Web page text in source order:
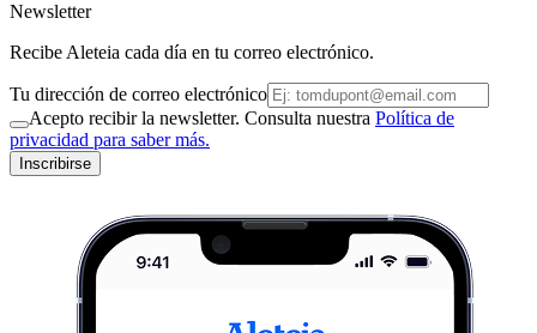
Newsletter
Recibe Aleteia cada día en tu correo electrónico.
Tu dirección de correo electrónico
Acepto recibir la newsletter. Consulta nuestra Política de
privacidad para saber más.
Inscribirse